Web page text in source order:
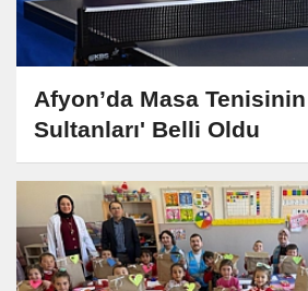
Afyon’da Masa
Sultanları' Belli Oldu